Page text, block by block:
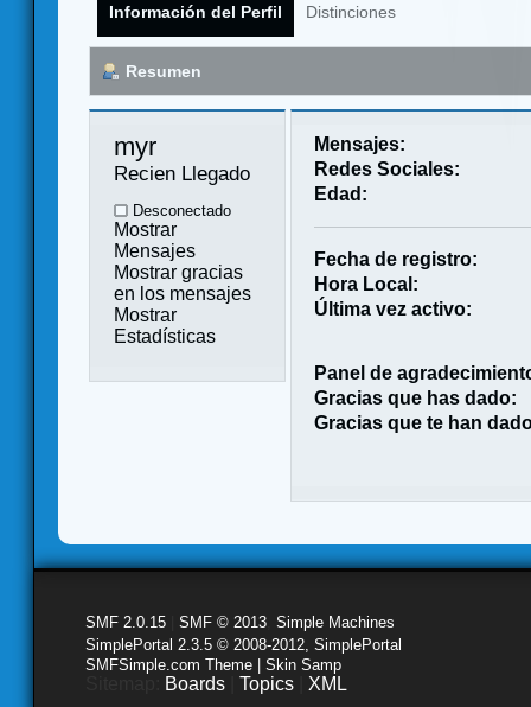
Información del Perfil Distinciones
Resumen
myr
Recien Llegado
Desconectado
Mostrar
Mensajes
Mostrar gracias
en los mensajes
Mostrar
Estadísticas
Mensajes:
Redes Sociales:
Edad:
Fecha de registro:
Hora Local:
Última vez activo:
Panel de
Gracias que has dado:
Gracias que te han
SMF 2.0.15 SMF © 2013 Simple Machines
SimplePortal 2.3.5 © 2008-2012, SimplePortal
SMFSimple.com Theme | Skin Samp
Boards Topics XML